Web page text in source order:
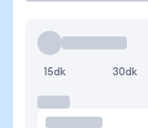
15dk 30dk